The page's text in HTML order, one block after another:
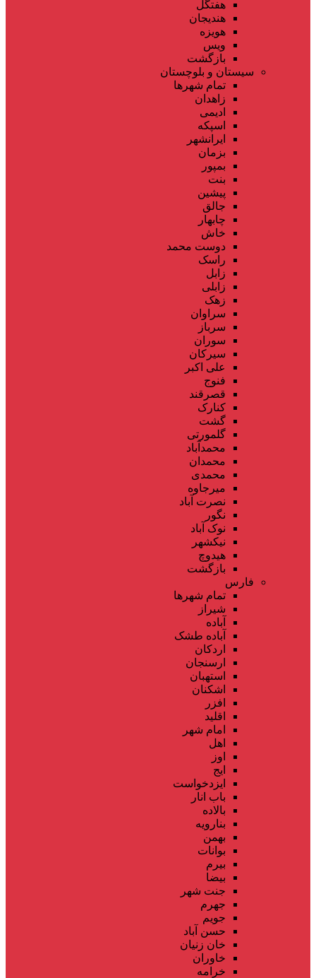
هفتگل
هندیجان
هویزه
ویس
بازگشت
سیستان و بلوچستان
تمام شهر‌ها
زاهدان
ادیمی
اسپکه
ایرانشهر
بزمان
بمپور
بنت
پیشین
جالق
چابهار
خاش
دوست محمد
راسک
زابل
زابلی
زهک
سراوان
سرباز
سوران
سیرکان
علی اکبر
فنوج
قصرقند
کنارک
گشت
گلمورتی
محمدآباد
محمدان
محمدی
میرجاوه
نصرت آباد
نگور
نوک آباد
نیکشهر
هیدوچ
بازگشت
فارس
تمام شهر‌ها
شیراز
آباده
آباده طشک
اردکان
ارسنجان
استهبان
اشکنان
افزر
اقلید
امام شهر
اهل
اوز
ایج
ایزدخواست
باب انار
بالاده
بنارویه
بهمن
بوانات
بیرم
بیضا
جنت شهر
جهرم
جویم
حسن آباد
خان زنیان
خاوران
خرامه